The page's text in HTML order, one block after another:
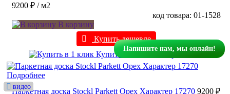
видео
видео
видео
видео
видео
видео
видео
видео
видео
видео
видео
видео
видео
видео
видео
видео
видео
видео
видео
видео
видео
видео
видео
видео
видео
видео
видео
видео
видео
видео
видео
видео
видео
видео
видео
9200 ₽ / м2
код товара: 01-1528
В корзину
Купить дешевле
Купить в 1 клик
Сравнение
Подробнее
видео
Паркетная доска Stockl Parkett Орех Характер 17270 9200 ₽
видео
видео
видео
видео
видео
видео
видео
видео
видео
видео
видео
видео
видео
видео
видео
видео
видео
видео
видео
видео
видео
видео
видео
видео
видео
видео
видео
видео
видео
видео
видео
видео
видео
видео
видео
видео
видео
Напишите нам, мы онлайн!